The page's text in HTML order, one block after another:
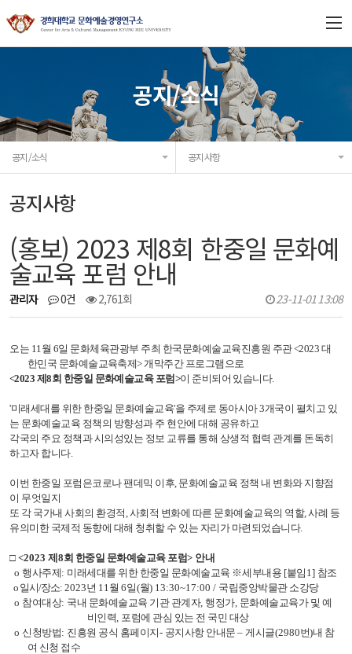
연구소 소개
협력기관
공지/소식
공지/소식
공지/소식 공지사항
공지사항
(홍보) 2023 제8회 한중일 문화예
술교육 포럼 안내
관리자 0건 2,761회 23-11-01 13:08
오는 11월 6일 문화체육관광부 주최 한국문화예술교육진흥원 주관<2023 대
한민국 문화예술교육축제>개막주간 프로그램으로
<2023 제8회 한중일 문화예술교육 포럼 >이 준비되어 있습니다.
'미래세대를 위한 한중일 문화예술교육'을 주제로 동아시아 3개국이 펼치고 있
는 문화예술교육 정책의 방향성과 주 현안에 대해 공유하고
각국의 주요 정책과 시의성있는 정보 교류를 통해 상생적 협력 관계를 돈독히
하고자 합니다.
이번 한중일 포럼은코로나 팬데믹 이후, 문화예술교육 정책 내 변화와 지향점
이 무엇일지
또 각 국가내 사회의 환경적, 사회적 변화에 따른 문화예술교육의 역할, 사례 등
유의미한 국제적 동향에 대해 청취할 수 있는 자리가 마련되었습니다.
□ <2023 제 8회 한중일 문화예술교육 포럼> 안내
o 행사주제: 미래세대를 위한 한중일 문화예술교육 ※세부내용 [붙임 1] 참조
o 일시/장소:2023년 11월6일(월) 13:30~17:00 / 국립중앙박물관 소강당
o 참여대상: 국내 문화예술교육 기관 관계자, 행정가, 문화예술교육가 및 예
비인력, 포럼에 관심 있는 전 국민 대상
o 신청방법: 진흥원 공식 홈페이지- 공지사항 안내문 – 게시글(2980번)내 참
여 신청 접수